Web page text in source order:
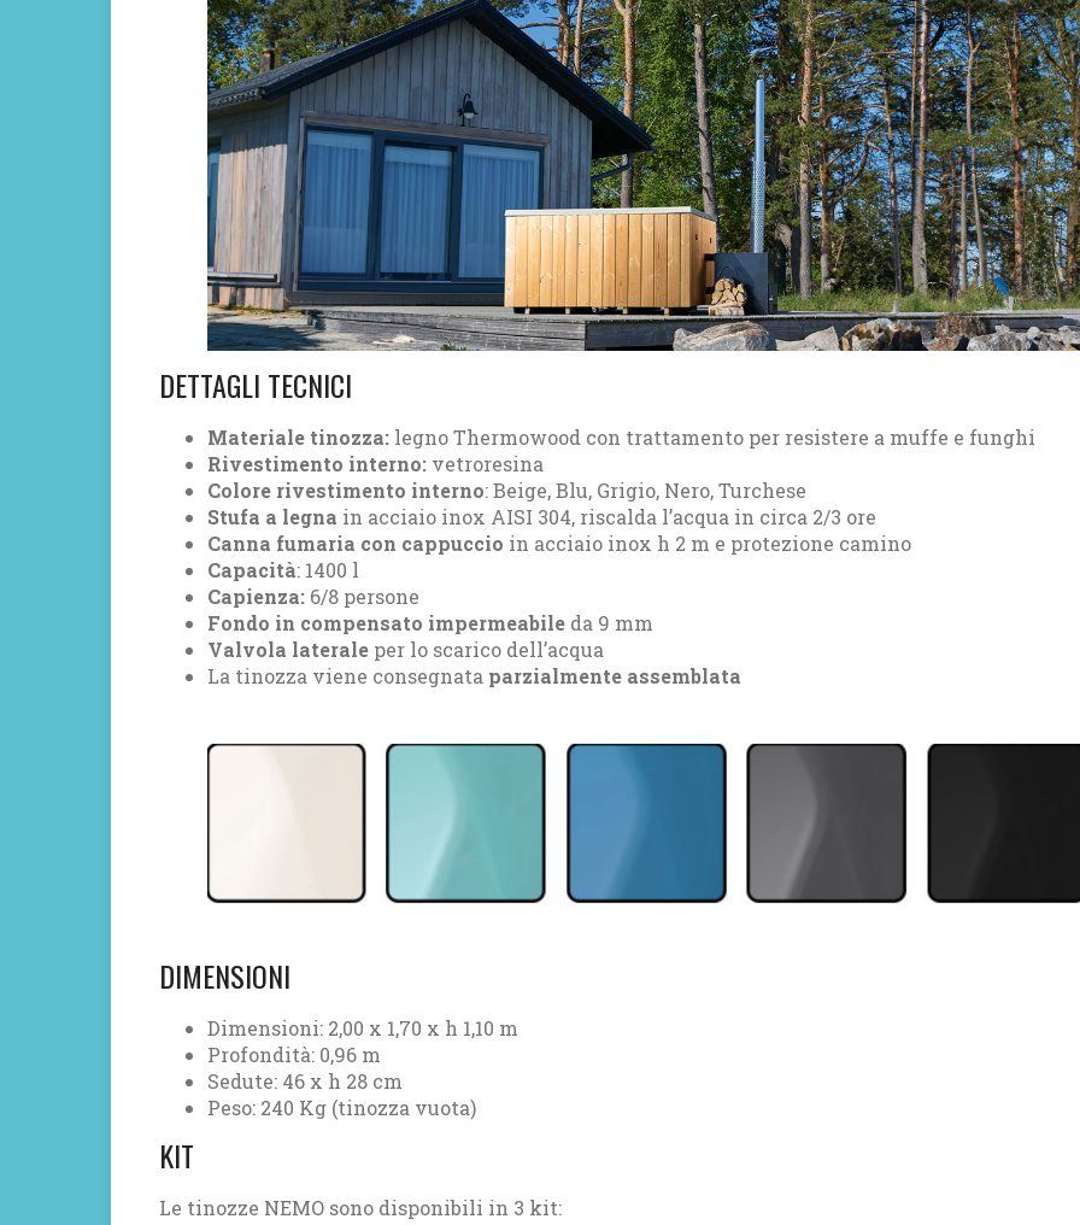
DETTAGLI TECNICI
Materiale tinozza: legno Thermowood con trattamento per resistere a muffe e funghi
Rivestimento interno: vetroresina
Colore rivestimento interno: Beige, Blu, Grigio, Nero, Turchese
Stufa a legna in acciaio inox AISI 304, riscalda l’acqua in circa 2/3 ore
Canna fumaria con cappuccio in acciaio inox h 2 m e protezione camino
Capacità: 1400 l
Capienza: 6/8 persone
Fondo in compensato impermeabile da 9 mm
Valvola laterale per lo scarico dell’acqua
La tinozza viene consegnata parzialmente assemblata
DIMENSIONI
Dimensioni: 2,00 x 1,70 x h 1,10 m
Profondità: 0,96 m
Sedute: 46 x h 28 cm
Peso: 240 Kg (tinozza vuota)
KIT
Le tinozze NEMO sono disponibili in 3 kit: